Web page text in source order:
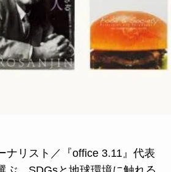
ナリスト／『office 3.11』代表